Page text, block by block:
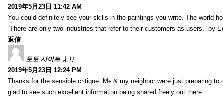
2019年5月23日 11:42 AM
You could definitely see your skills in the paintings you write. The world
“There are only two industries that refer to their customers as users.” by
返信
토토 사이트 より:
2019年5月23日 12:24 PM
Thanks for the sensible critique. Me & my neighbor were just preparing
glad to see such excellent information being shared freely out there.